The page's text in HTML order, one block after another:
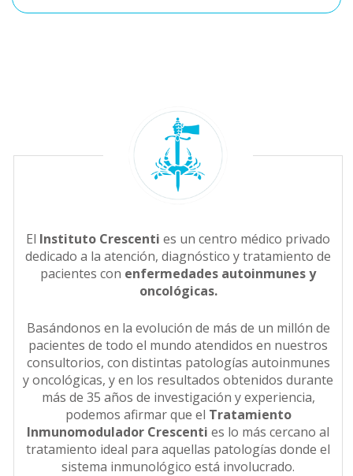
El Instituto Crescenti es un centro médico privado
dedicado a la atención, diagnóstico y tratamiento de
pacientes con enfermedades autoinmunes y
oncológicas.
Basándonos en la evolución de más de un millón de
pacientes de todo el mundo atendidos en nuestros
consultorios, con distintas patologías autoinmunes
y oncológicas, y en los resultados obtenidos durante
más de 35 años de investigación y experiencia,
podemos afirmar que el Tratamiento
Inmunomodulador Crescenti es lo más cercano al
tratamiento ideal para aquellas patologías donde el
sistema inmunológico está involucrado.